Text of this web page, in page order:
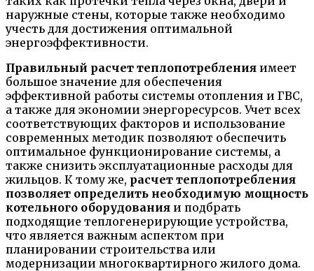
наружные стены, которые также необходимо
учесть для достижения оптимальной
энергоэффективности.
Правильный расчет теплопотребления имеет
большое значение для обеспечения
эффективной работы системы отопления и ГВС,
а также для экономии энергоресурсов. Учет всех
соответствующих факторов и использование
современных методик позволяют обеспечить
оптимальное функционирование системы, а
также снизить эксплуатационные расходы для
жильцов. К тому же, расчет теплопотребления
позволяет определить необходимую мощность
котельного оборудования и подбрать
подходящие теплогенерирующие устройства,
что является важным аспектом при
планировании строительства или
модернизации многоквартирного жилого дома.